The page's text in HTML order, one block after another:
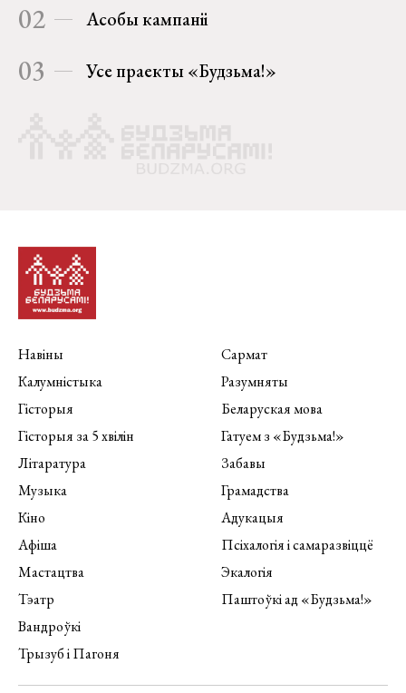
02 Асобы кампаніі
03 Усе праекты «Будзьма!»
Навіны
Калумністыка
Гісторыя
Гісторыя за 5 хвілін
Літаратура
Музыка
Кіно
Афіша
Мастацтва
Тэатр
Вандроўкі
Трызуб і Пагоня
Сармат
Разумняты
Беларуская мова
Гатуем з «Будзьма!»
Забавы
Грамадства
Адукацыя
Псіхалогія і самаразвіццё
Экалогія
Паштоўкі ад «Будзьма!»